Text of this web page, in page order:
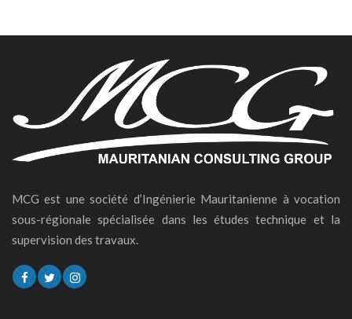
MCG est une société d’Ingénierie Mauritanienne à vocation
sous-régionale spécialisée dans les études technique et la
supervision des travaux.